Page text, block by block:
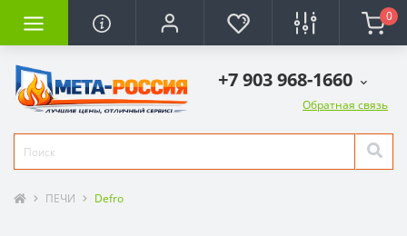
0
+7 903 968-1660
Обратная связь
ПЕЧИ Defro